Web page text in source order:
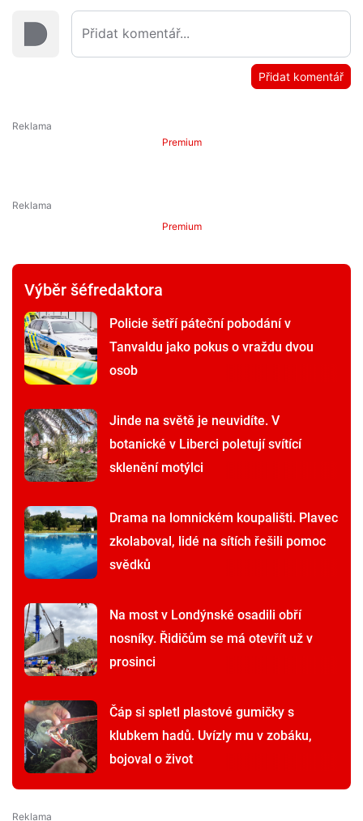
Přidat komentář
Premium
Premium
Výběr šéfredaktora
Policie šetří páteční pobodání v
Tanvaldu jako pokus o vraždu dvou
osob
Jinde na světě je neuvidíte. V
botanické v Liberci poletují svítící
sklenění motýlci
Drama na lomnickém koupališti. Plavec
zkolaboval, lidé na sítích řešili pomoc
svědků
Na most v Londýnské osadili obří
nosníky. Řidičům se má otevřít už v
prosinci
Čáp si spletl plastové gumičky s
klubkem hadů. Uvízly mu v zobáku,
bojoval o život